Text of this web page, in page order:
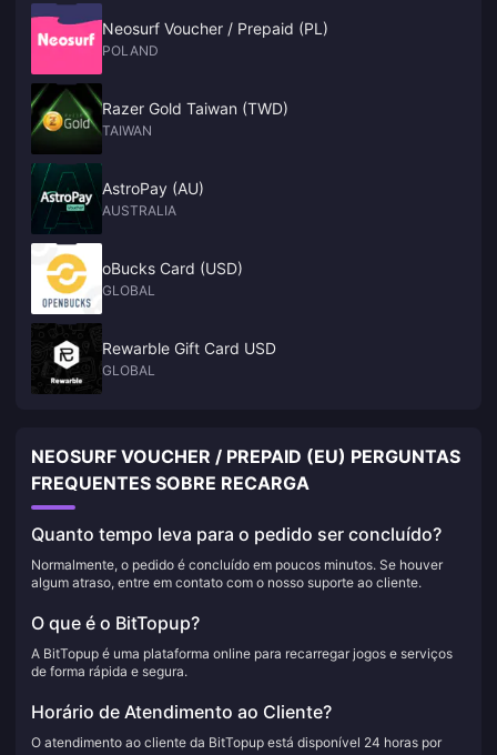
Neosurf Voucher / Prepaid (PL)
POLAND
Razer Gold Taiwan (TWD)
TAIWAN
AstroPay (AU)
AUSTRALIA
oBucks Card (USD)
GLOBAL
Rewarble Gift Card USD
GLOBAL
NEOSURF VOUCHER / PREPAID (EU) PERGUNTAS
FREQUENTES SOBRE RECARGA
Quanto tempo leva para o pedido ser concluído?
Normalmente, o pedido é concluído em poucos minutos. Se houver
algum atraso, entre em contato com o nosso suporte ao cliente.
O que é o BitTopup?
A BitTopup é uma plataforma online para recarregar jogos e serviços
de forma rápida e segura.
Horário de Atendimento ao Cliente?
O atendimento ao cliente da BitTopup está disponível 24 horas por